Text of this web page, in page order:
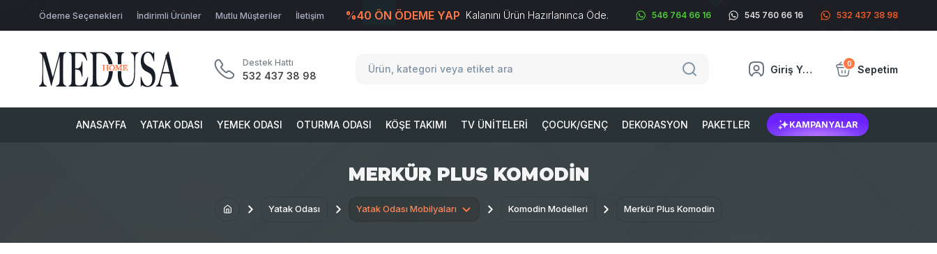
Ödeme Seçenekleri İndirimli Ürünler Mutlu Müşteriler İletişim %40 ÖN ÖDEME YAP Kalanını Ürün Hazırlanınca Öde. 546 764 66 16 545 760 66 16 532 437 38 98
Destek Hattı
532 437 38 98
Giriş Yap 0 Sepetim
ANASAYFA YATAK ODASI YEMEK ODASI OTURMA ODASI KÖŞE TAKIMI TV ÜNITELERI ÇOCUK/GENÇ DEKORASYON PAKETLER KAMPANYALAR
MERKÜR PLUS KOMODIN
Yatak Odası Yatak Odası Mobilyaları Komodin Modelleri Merkür Plus Komodin
T-Soft E-TicaretSistemleriyle Hazırlanmıştır.